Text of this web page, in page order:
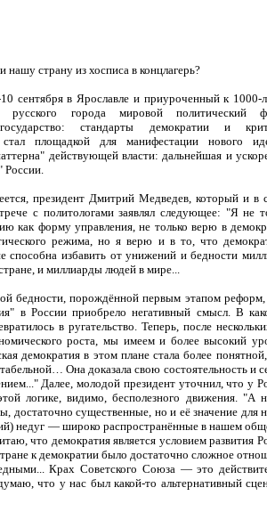
страну из хосписа в концлагерь?
сентября в Ярославле и приуроченный к 1000-
русского города мировой политический
стандарты демократии и
стал площадкой для манифестации нового
действующей власти: дальнейшая и
России.
президент Дмитрий Медведев, который и в
с политологами заявлял следующее: "Я не
как форму управления, не только верю в
режима, но я верю и в то, что
способна избавить от унижений и бедности
и миллиарды людей в мире...
бедности, порождённой первым этапом реформ,
в России приобрело негативный смысл. В
в ругательство. Теперь, после
роста, мы имеем и более высокий
демократия в этом плане стала более
Она доказала свою состоятельность и
Далее, молодой президент уточнил, что у
логике, видимо, бесполезного движения. "А
достаточно существенные, но и её значение для
недуг — широко распространённые в нашем
что демократия является условием развития
к демократии было достаточно сложное
Крах Советского Союза — это
что у нас был какой-то альтернативный